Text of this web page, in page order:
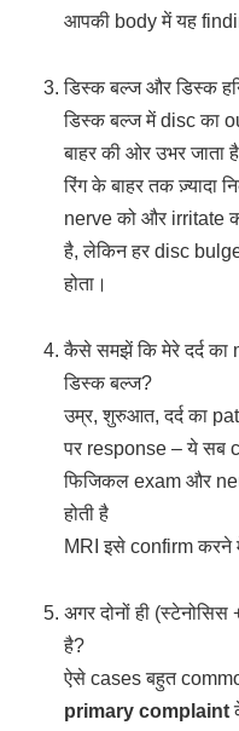
आपकी body में यह
डिस्क बल्ज और डिस्क
डिस्क बल्ज में disc का
बाहर की ओर उभर जाता
रिंग के बाहर तक
nerve को और irritate
है, लेकिन हर disc
होता।
कैसे समझें कि मेरे दर्द का
डिस्क बल्ज?
उम्र, शुरुआत, दर्द का
पर response – ये सब
फिजिकल exam और
होती है
MRI इसे confirm करने
अगर दोनों ही
है?
ऐसे cases बहुत
primary complaint